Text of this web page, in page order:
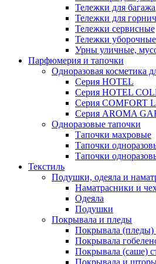
Тележки для багажа
Тележки для
Тележки сервисные
Тележки уборочные
Урны уличные,
Парфюмерия и тапочки
Одноразовая косметика
Серия HOTEL
Серия HOTEL
Серия СOMFORT
Серия AROMA
Одноразовые тапочки
Тапочки махровые
Тапочки
Тапочки
Текстиль
Подушки, одеяла и
Наматрасники и
Одеяла
Подушки
Покрывала и пледы
Покрывала (пледы)
Покрывала
Покрывала (саше)
Покрывала и